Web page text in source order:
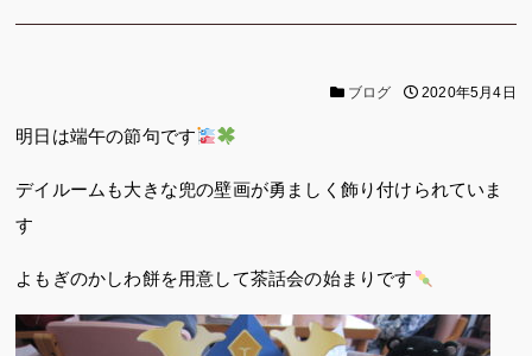
2020年5月4日
ブログ
明日は端午の節句です
デイルームも大きな兜の壁画が勇ましく飾り付けられていま
す
よもぎのかしわ餅を用意して茶話会の始まりです